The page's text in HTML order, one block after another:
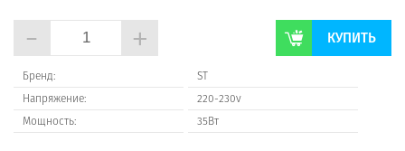
- + КУПИТЬ
Бренд:
ST
Напряжение:
220-230v
Мощность:
35Вт